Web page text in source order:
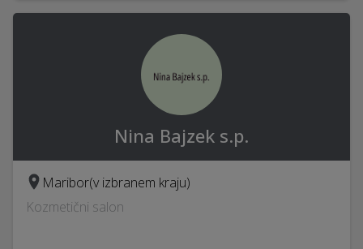
Nina Bajzek s.p.
Maribor(v izbranem kraju)
Kozmetični salon